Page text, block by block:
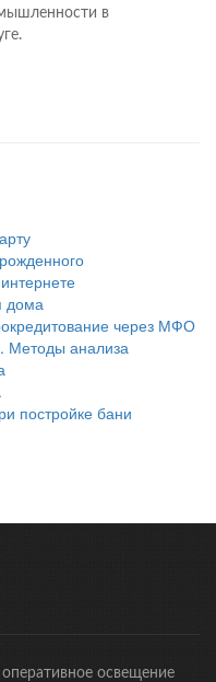
в
дома
через МФО
Методы анализа
постройке бани
оперативное освещение